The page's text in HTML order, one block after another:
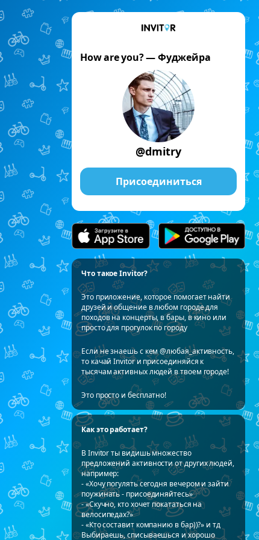
How are you? — Фуджейра
@dmitry
Присоединиться
Что такое Invitor?
Это приложение, которое помогает найти
друзей и общение в любом городе для
походов на концерты, в бары, в кино или
просто для прогулок по городу
Если не знаешь с кем @любая_активность,
то качай Invitor и присоединяйся к
тысячам активных людей в твоем городе!
Это просто и бесплатно!
Как это работает?
В Invitor ты видишь множество
предложений активности от других людей,
например:
- «Хочу погулять сегодня вечером и зайти
поужинать - присоединяйтесь»
- «Скучно, кто хочет покататься на
велосипедах?»
- «Кто составит компанию в бар))?» и тд
Выбираешь, списываешься и хорошо